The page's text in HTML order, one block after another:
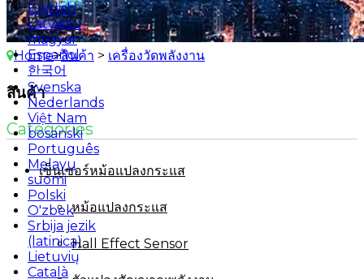
English
Latviešu
magyar
Español
한국어
Svenska
Nederlands
Việt Nam
bosanski
Português
Melayu
suomi
Polski
O'zbek
Srbija jezik
(latinica)
Lietuvių
Català
Home>สินค้า > เครื่องวัดพลังงาน
สินค้า
Categories
เซ็นเซอร์หม้อแปลงกระแส
หม้อแปลงกระแส
Hall Effect Sensor